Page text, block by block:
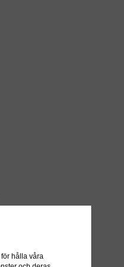
hålla våra